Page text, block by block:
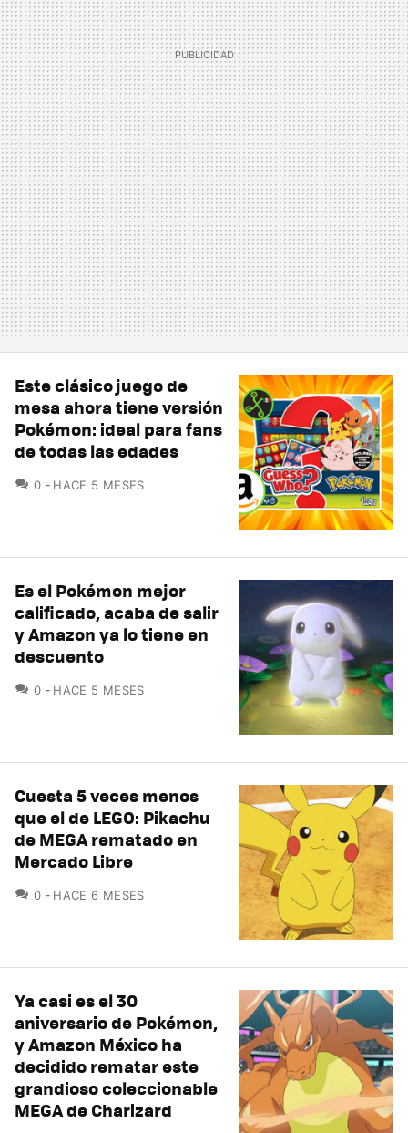
Este clásico juego de
mesa ahora tiene versión
Pokémon: ideal para fans
de todas las edades
0 COMENTARIOS
HACE 5 MESES
Es el Pokémon mejor
calificado, acaba de salir
y Amazon ya lo tiene en
descuento
0 COMENTARIOS
HACE 5 MESES
Cuesta 5 veces menos
que el de LEGO: Pikachu
de MEGA rematado en
Mercado Libre
0 COMENTARIOS
HACE 6 MESES
Ya casi es el 30
aniversario de Pokémon,
y Amazon México ha
decidido rematar este
grandioso coleccionable
MEGA de Charizard